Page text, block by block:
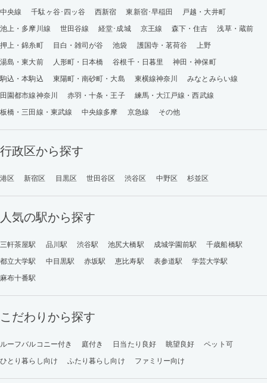
中央線
千駄ヶ谷･四ッ谷 西新宿 東新宿･早稲田
戸越・大井町
池上・多摩川線
世田谷線 経堂･成城 京王線 森下・住吉
浅草・蔵前
押上・錦糸町
目白・雑司が谷 池袋 護国寺・茗荷谷
上野
湯島・東大前
人形町・日本橋 谷根千・日暮里
神田・神保町
駒込・本駒込
東陽町・南砂町・大島 東横線神奈川
みなとみらい線
田園都市線神奈川
赤羽・十条・王子
練馬・大江戸線・西武線
板橋・三田線・東武線
中央線多摩 京急線 その他
行政区から探す
港区 新宿区 目黒区 世田谷区 渋谷区 中野区 杉並区
人気の駅から探す
三軒茶屋駅 品川駅 渋谷駅 池尻大橋駅 成城学園前駅
千歳船橋駅
都立大学駅
中目黒駅 赤坂駅 恵比寿駅 表参道駅
学芸大学駅
麻布十番駅
こだわりから探す
ルーフバルコニー付き 庭付き 日当たり良好 眺望良好
ペット可
ひとり暮らし向け
ふたり暮らし向け ファミリー向け